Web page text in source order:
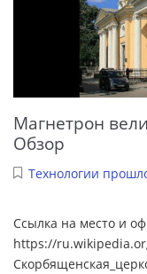
Магнетрон
Обзор
Технологии
Ссылка на место и
https://